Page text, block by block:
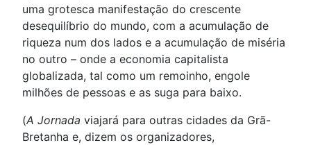
uma grotesca manifestação do crescente
desequilíbrio do mundo, com a acumulação de
riqueza num dos lados e a acumulação de miséria
no outro – onde a economia capitalista
globalizada, tal como um remoinho, engole
milhões de pessoas e as suga para baixo.
(A Jornada viajará para outras cidades da Grã-
Bretanha e, dizem os organizadores,